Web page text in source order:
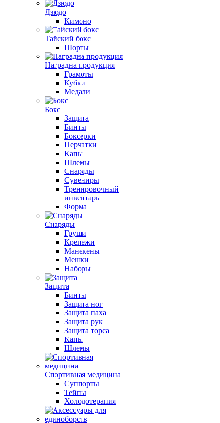
Дзюдо
Кимоно
Тайский бокс
Шорты
Наградна продукция
Грамоты
Кубки
Медали
Бокс
Защита
Бинты
Боксерки
Перчатки
Капы
Шлемы
Снаряды
Сувениры
Тренировочный
инвентарь
Форма
Снаряды
Груши
Крепежи
Манекены
Мешки
Наборы
Защита
Бинты
Защита ног
Защита паха
Защита рук
Защита торса
Капы
Шлемы
Спортивная медицина
Суппорты
Тейпы
Холодотерапия